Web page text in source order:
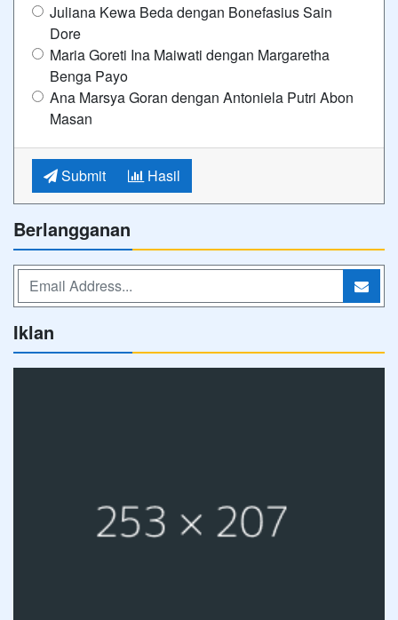
Juliana Kewa Beda dengan Bonefasius Sain
Dore
Maria Goreti Ina Maiwati dengan Margaretha
Benga Payo
Ana Marsya Goran dengan Antoniela Putri Abon
Masan
Submit Hasil
Berlangganan
Iklan